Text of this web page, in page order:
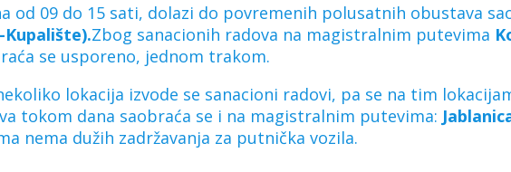
od 09 do 15 sati, dolazi do povremenih polusatnih obustava
Zbog sanacionih radova na magistralnim putevima
se usporeno, jednom trakom.
lokacija izvode se sanacioni radovi, pa se na tim
tokom dana saobraća se i na magistralnim putevima:
nema dužih zadržavanja za putnička vozila.